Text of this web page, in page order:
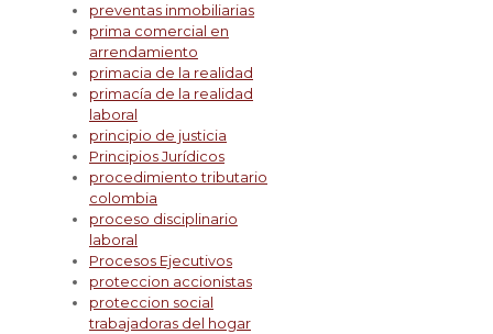
preventas inmobiliarias
prima comercial en
arrendamiento
primacia de la realidad
primacía de la realidad
laboral
principio de justicia
Principios Jurídicos
procedimiento tributario
colombia
proceso disciplinario
laboral
Procesos Ejecutivos
proteccion accionistas
proteccion social
trabajadoras del hogar